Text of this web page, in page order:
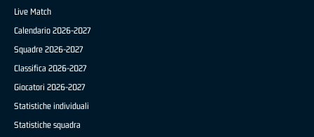
Live Match
Calendario 2026-2027
Squadre 2026-2027
Classifica 2026-2027
Giocatori 2026-2027
Statistiche individuali
Statistiche squadra